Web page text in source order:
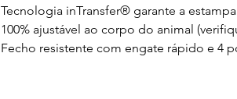
Tecnologia inTransfer® garante a
100% ajustável ao corpo do animal
Fecho resistente com engate rápido e 4